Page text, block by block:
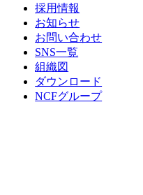
採用情報
お知らせ
お問い合わせ
SNS一覧
組織図
ダウンロード
NCFグループ